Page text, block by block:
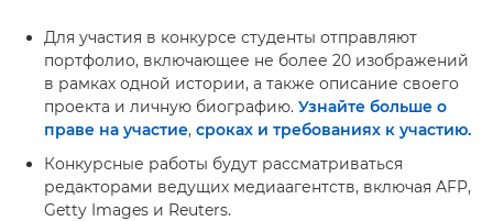
Для участия в конкурсе студенты отправляют
портфолио, включающее не более 20 изображений
в рамках одной истории, а также описание своего
проекта и личную биографию. Узнайте больше о
праве на участие, сроках и требованиях к участию.
Конкурсные работы будут рассматриваться
редакторами ведущих медиаагентств, включая AFP,
Getty Images и Reuters.